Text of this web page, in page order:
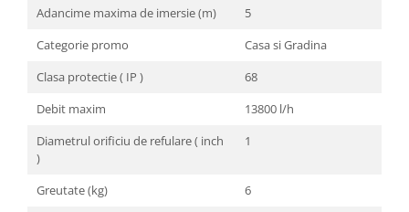
Sere
Sobe pe gaz & electrice
Suflante & Aspiratoare
Aspiratoare
Unelte Gradinarit
Ventilatoare & Sisteme Racire
Adancime maxima de imersie (m)
5
Categorie promo
Casa si Gradina
Clasa protectie ( IP )
68
Debit maxim
13800 l/h
Diametrul orificiu de refulare ( inch
)
1
Greutate (kg)
6